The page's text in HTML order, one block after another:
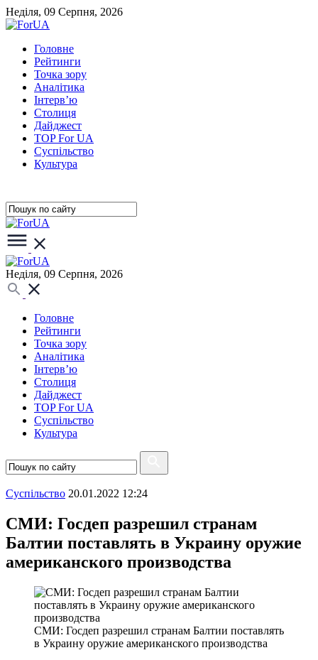
Неділя, 09 Серпня, 2026
Головне
Рейтинги
Точка зору
Аналітика
Інтерв’ю
Столиця
Дайджест
TOP For UA
Суспiльство
Культура
Неділя, 09 Серпня, 2026
Головне
Рейтинги
Точка зору
Аналітика
Інтерв’ю
Столиця
Дайджест
TOP For UA
Суспiльство
Культура
Суспiльство 20.01.2022 12:24
СМИ: Госдеп разрешил странам
Балтии поставлять в Украину оружие
американского производства
СМИ: Госдеп разрешил странам Балтии поставлять
в Украину оружие американского производства